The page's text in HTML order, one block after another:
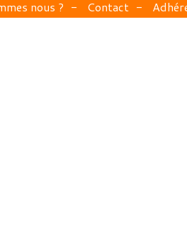
nous ? Contact